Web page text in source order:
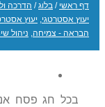
דף ראשי / בלוג / הדרכה
יעוץ אסטרטגי, יעוץ
הבראה - צמיחה, ניהול
בכל חג פסח